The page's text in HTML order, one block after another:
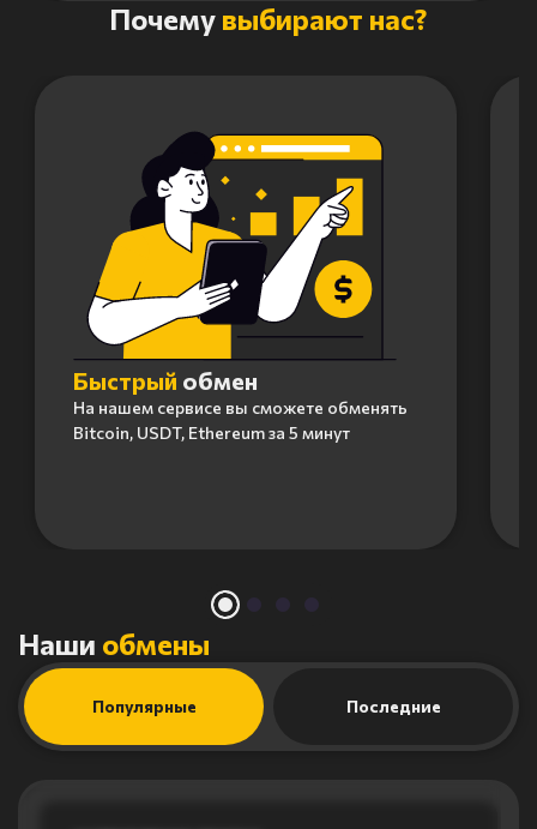
Почему выбирают нас?
Быстрый обмен
На нашем сервисе вы сможете обменять
Bitcoin, USDT, Ethereum за 5 минут
Наши обмены
Популярные Последние